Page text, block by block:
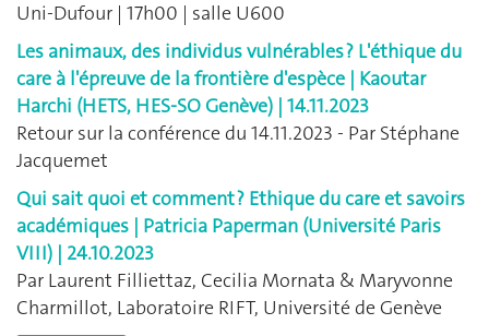
Uni-Dufour | 17h00 | salle U600
Les animaux, des individus vulnérables ? L'éthique du
care à l'épreuve de la frontière d'espèce | Kaoutar
Harchi (HETS, HES-SO Genève) | 14.11.2023
Retour sur la conférence du 14.11.2023 - Par Stéphane
Jacquemet
Qui sait quoi et comment ? Ethique du care et savoirs
académiques | Patricia Paperman (Université Paris
VIII) | 24.10.2023
Par Laurent Filliettaz, Cecilia Mornata & Maryvonne
Charmillot, Laboratoire RIFT, Université de Genève